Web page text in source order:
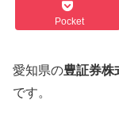
Pocket
愛知県の豊証券株
です。